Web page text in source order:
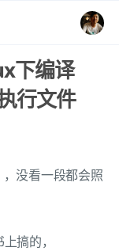
下编译
行文件
没看一段都会照
搞的，